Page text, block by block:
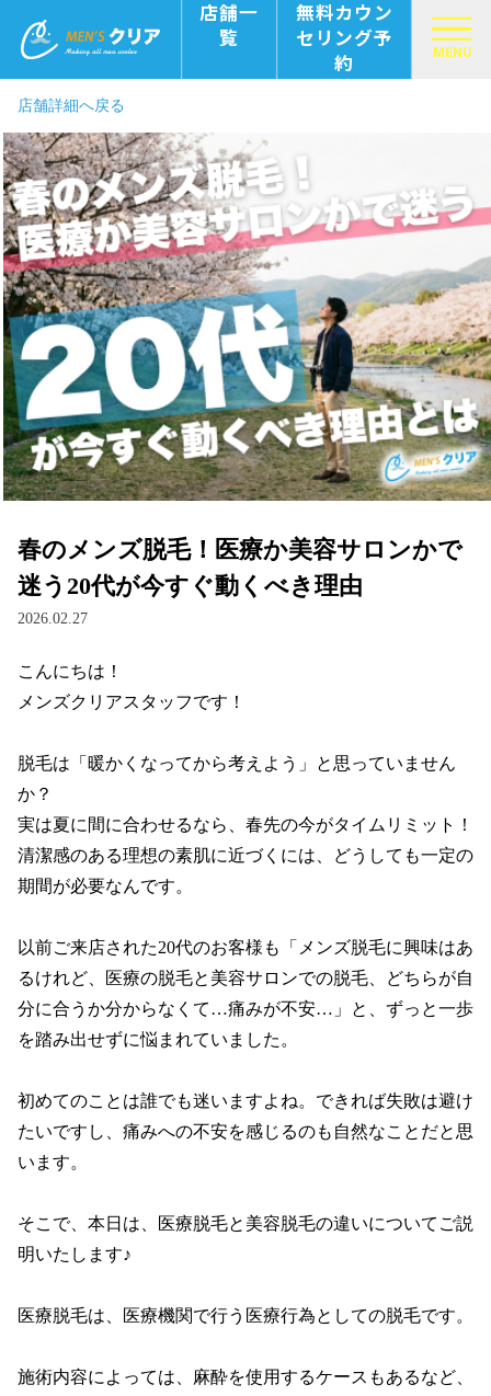
店舗一
覧
無料カウン
セリング予
約
MENU
店舗詳細へ戻る
春のメンズ脱毛！医療か美容サロンかで
迷う20代が今すぐ動くべき理由
2026.02.27
こんにちは！
メンズクリアスタッフです！
脱毛は「暖かくなってから考えよう」と思っていません
か？
実は夏に間に合わせるなら、春先の今がタイムリミット！
清潔感のある理想の素肌に近づくには、どうしても一定の
期間が必要なんです。
以前ご来店された20代のお客様も「メンズ脱毛に興味はあ
るけれど、医療の脱毛と美容サロンでの脱毛、どちらが自
分に合うか分からなくて…痛みが不安…」と、ずっと一歩
を踏み出せずに悩まれていました。
初めてのことは誰でも迷いますよね。できれば失敗は避け
たいですし、痛みへの不安を感じるのも自然なことだと思
います。
そこで、本日は、医療脱毛と美容脱毛の違いについてご説
明いたします♪
医療脱毛は、医療機関で行う医療行為としての脱毛です。
施術内容によっては、麻酔を使用するケースもあるなど、